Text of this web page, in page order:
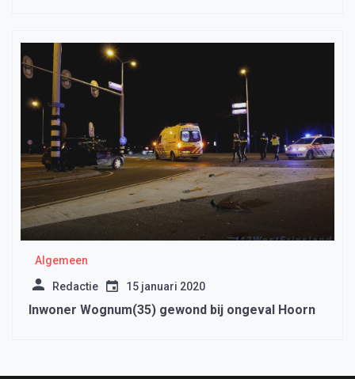
Algemeen
Redactie 15 januari 2020
Inwoner Wognum(35) gewond bij ongeval Hoorn